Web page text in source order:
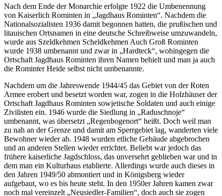
Nach dem Ende der Monarchie erfolgte 1922 die Umbenennung
von Kaiserlich Rominten in „Jagdhaus Rominten“. Nachdem die
Nationalsozialisten 1936 damit begonnen hatten, die prußischen und
litauischen Ortsnamen in eine deutsche Schreibweise umzuwandeln,
wurde aus Szeldkehmen Scheldkehmen Auch Groß Rominten
wurde 1938 umbenannt und zwar in „Hardteck“, wohingegen die
Ortschaft Jagdhaus Rominten ihren Namen behielt und man ja auch
die Rominter Heide selbst nicht umbenannte.
Nachdem um die Jahreswende 1944/45 das Gebiet von der Roten
Armee erobert und besetzt worden war, zogen in die Holzhäuser der
Ortschaft Jagdhaus Rominten sowjetische Soldaten und auch einige
Zivilisten ein. 1946 wurde die Siedlung in „Raduschnoje“
umbenannt, was übersetzt „Regenbogenort“ heißt. Doch weil man
zu nah an der Grenze und damit am Sperrgebiet lag, wanderten viele
Bewohner wieder ab. 1948 wurden etliche Gebäude abgebrochen
und an anderen Stellen wieder errichtet. Beliebt war jedoch das
frühere kaiserliche Jagdschloss, das unversehrt geblieben war und in
dem man ein Kulturhaus etablierte. Allerdings wurde auch dieses in
den Jahren 1949/50 abmontiert und in Königsberg wieder
aufgebaut, wo es bis heute steht. In den 1950er Jahren kamen zwar
noch mal vereinzelt „Neusiedler-Familien“, doch auch sie zogen